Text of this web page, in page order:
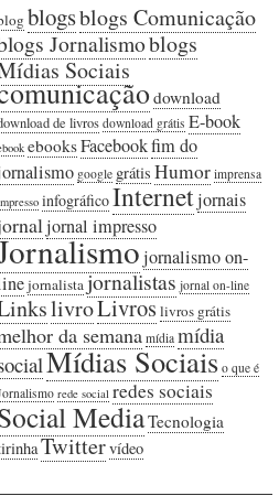
blogsblogs Comunicação
Jornalismoblogs
Sociais
download
de livros download grátis E-book
ebooksFacebookfim do
google grátis Humor imprensa
infográficoInternetjornais
jornal impresso
jornalismo on-
jornalista jornalistas jornal on-line
livroLivroslivros grátis
da semana mídia mídia
Mídias Sociais o que é
rede social redes sociais
MediaTecnologia
Twittervídeo